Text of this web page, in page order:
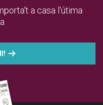
a casa l'útima